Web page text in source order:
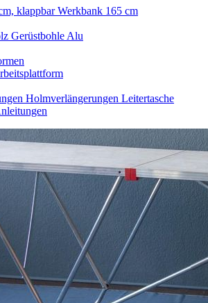
klappbarWerkbank 165 cm
Gerüstbohle Alu
Holmverlängerungen Leitertasche